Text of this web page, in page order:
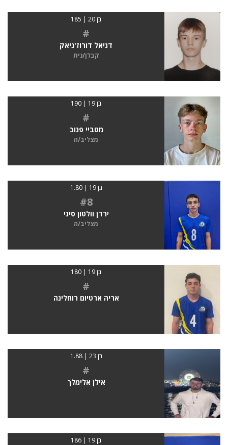
בן 20 | 185
#
דניאל דורוז'ניאק
קבלן/נית
בן 19 | 190
#
מטביי פנוב
מצליב/ה
בן 19 | 1.80
#8
ירדן וולטון סיני
מצליב/ה
בן 19 | 180
#
אריה ארטיום רוחלינה
בן 23 | 1.88
#
אילן אלימלך
בן 19 | 186